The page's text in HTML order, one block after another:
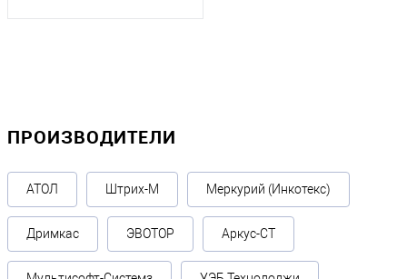
ПРОИЗВОДИТЕЛИ
АТОЛ Штрих-М Меркурий (Инкотекс)
Дримкас ЭВОТОР Аркус-СТ